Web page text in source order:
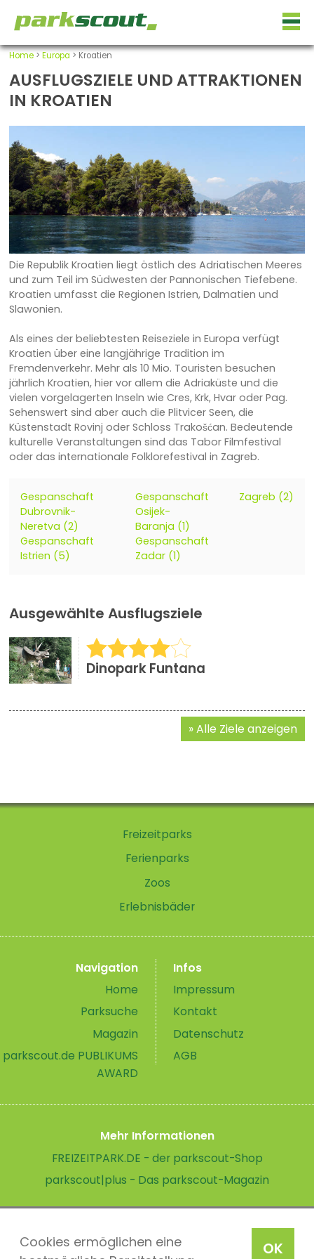
OK
Cookies ermöglichen eine
Home> Europa > Kroatien
AUSFLUGSZIELE UND ATTRAKTIONEN
IN KROATIEN
Die Republik Kroatien liegt östlich des Adriatischen Meeres
und zum Teil im Südwesten der Pannonischen Tiefebene.
Kroatien umfasst die Regionen Istrien, Dalmatien und
Slawonien.
Als eines der beliebtesten Reiseziele in Europa verfügt
Kroatien über eine langjährige Tradition im
Fremdenverkehr. Mehr als 10 Mio. Touristen besuchen
jährlich Kroatien, hier vor allem die Adriaküste und die
vielen vorgelagerten Inseln wie Cres, Krk, Hvar oder Pag.
Sehenswert sind aber auch die Plitvicer Seen, die
Küstenstadt Rovinj oder Schloss Trakošćan. Bedeutende
kulturelle Veranstaltungen sind das Tabor Filmfestival
oder das internationale Folklorefestival in Zagreb.
Gespanschaft
Dubrovnik-
Neretva (2)
Gespanschaft
Istrien (5)
Gespanschaft
Osijek-
Baranja (1)
Gespanschaft
Zadar (1)
Zagreb (2)
Ausgewählte Ausflugsziele
Dinopark Funtana
Alle Ziele anzeigen
Freizeitparks
Ferienparks
Zoos
Erlebnisbäder
Navigation
Home
Parksuche
Magazin
parkscout.de PUBLIKUMS
AWARD
Infos
Impressum
Kontakt
Datenschutz
AGB
Mehr Informationen
FREIZEITPARK.DE - der parkscout-Shop
parkscout|plus - Das parkscout-Magazin